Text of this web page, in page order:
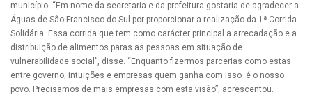
município. “Em nome da secretaria e da prefeitura gostaria de agradecer a
Águas de São Francisco do Sul por proporcionar a realização da 1ª Corrida
Solidária. Essa corrida que tem como carácter principal a arrecadação e a
distribuição de alimentos paras as pessoas em situação de
vulnerabilidade social”, disse. “Enquanto fizermos parcerias como estas
entre governo, intuições e empresas quem ganha com isso é o nosso
povo. Precisamos de mais empresas com esta visão”, acrescentou.